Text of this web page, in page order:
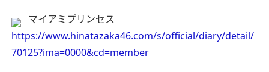
マイアミプリンセス
https://www.hinatazaka46.com/s/official/diary/detail/
70125?ima=0000&cd=member